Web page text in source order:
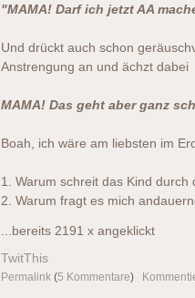
"MAMA! Darf ich jetzt AA
Und drückt auch schon
Anstrengung an und ächzt dabei
MAMA! Das geht aber ganz
Boah, ich wäre am liebsten im
1. Warum schreit das Kind durch
2. Warum fragt es mich
...bereits 2191 x angeklickt
TwitThis
Permalink (5 Kommentare)